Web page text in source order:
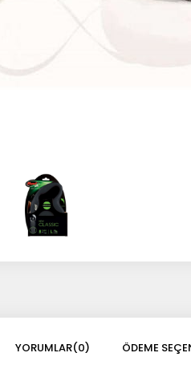
YORUMLAR(0) ÖDEME